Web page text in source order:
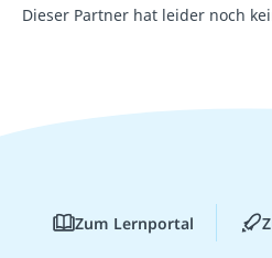
Dieser Partner hat leider noch
Zum Lernportal